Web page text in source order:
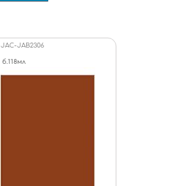
JAC-JAB2306
б.118мл